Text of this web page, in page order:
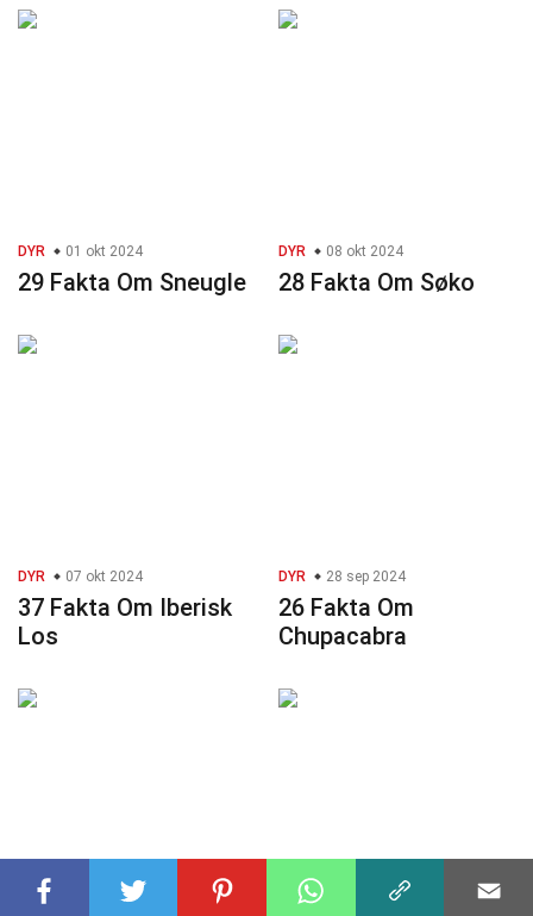
DYR 01 okt 2024
29 Fakta Om Sneugle
DYR 08 okt 2024
28 Fakta Om Søko
DYR 07 okt 2024
37 Fakta Om Iberisk
Los
DYR 28 sep 2024
26 Fakta Om
Chupacabra